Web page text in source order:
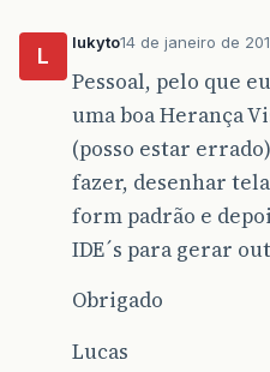
L
lukyto14 de janeiro de
Pessoal, pelo que
uma boa Herança
(posso estar
fazer, desenhar
form padrão e
IDE´s para gerar
Obrigado
Lucas